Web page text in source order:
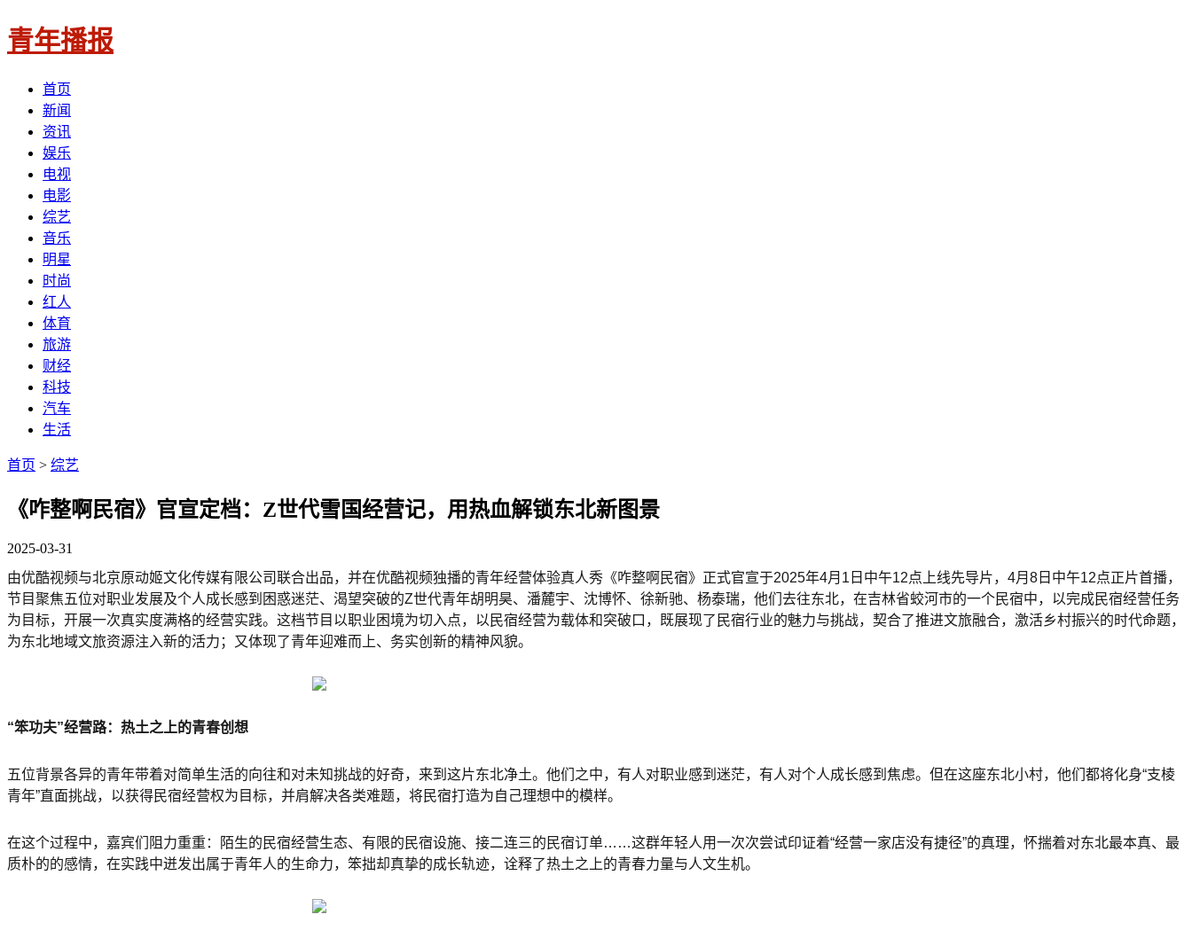
青年播报
首页
新闻
资讯
娱乐
电视
电影
综艺
音乐
明星
时尚
红人
体育
旅游
财经
科技
汽车
生活
首页 > 综艺
《咋整啊民宿》官宣定档：Z世代雪国经营记，用热血解锁东北新图景
2025-03-31
由优酷视频与北京原动姬文化传媒有限公司联合出品，并在优酷视频独播的青年经营体验真人秀《咋整啊民宿》正式官宣于2025年4月1日中午12点上线先导片，4月8日中午12点正片首播，
节目聚焦五位对职业发展及个人成长感到困惑迷茫、渴望突破的Z世代青年胡明昊、潘麓宇、沈博怀、徐新驰、杨泰瑞，他们去往东北，在吉林省蛟河市的一个民宿中，以完成民宿经营任务
为目标，开展一次真实度满格的经营实践。这档节目以职业困境为切入点，以民宿经营为载体和突破口，既展现了民宿行业的魅力与挑战，契合了推进文旅融合，激活乡村振兴的时代命题，
为东北地域文旅资源注入新的活力；又体现了青年迎难而上、务实创新的精神风貌。
“笨功夫”经营路：热土之上的青春创想
五位背景各异的青年带着对简单生活的向往和对未知挑战的好奇，来到这片东北净土。他们之中，有人对职业感到迷茫，有人对个人成长感到焦虑。但在这座东北小村，他们都将化身“支棱
青年”直面挑战，以获得民宿经营权为目标，并肩解决各类难题，将民宿打造为自己理想中的模样。
在这个过程中，嘉宾们阻力重重：陌生的民宿经营生态、有限的民宿设施、接二连三的民宿订单……这群年轻人用一次次尝试印证着“经营一家店没有捷径”的真理，怀揣着对东北最本真、最
质朴的的感情，在实践中迸发出属于青年人的生命力，笨拙却真挚的成长轨迹，诠释了热土之上的青春力量与人文生机。